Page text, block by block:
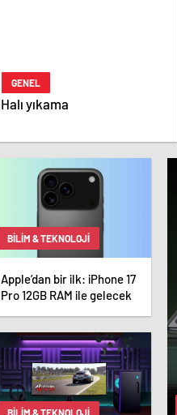
GENEL
Halı yıkama
BILIM & TEKNOLOJI
Apple’dan bir ilk: iPhone 17
Pro 12GB RAM ile gelecek